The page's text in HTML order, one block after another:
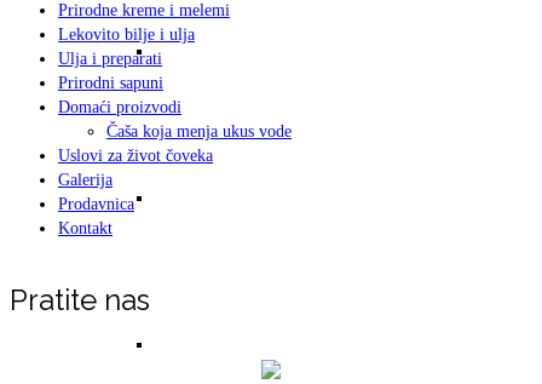
Saveti – Ishrana i lagana dijeta
Prirodne kreme i melemi
Lekovito bilje i ulja
Ulja i preparati
Prirodni sapuni
Domaći proizvodi
Čaša koja menja ukus vode
Uslovi za život čoveka
Galerija
Prodavnica
Kontakt
Pratite nas